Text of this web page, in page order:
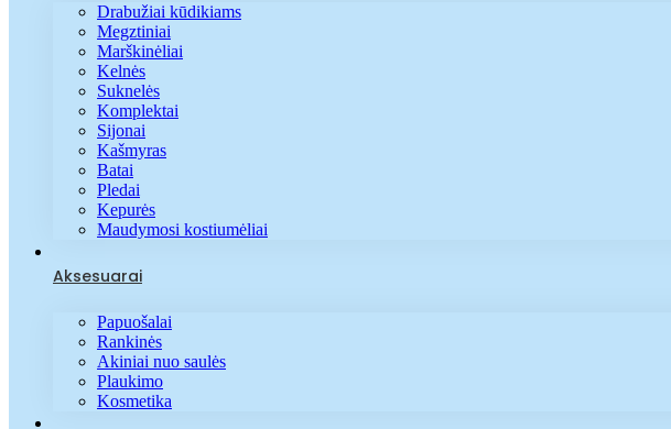
Drabužiai kūdikiams
Megztiniai
Marškinėliai
Kelnės
Suknelės
Komplektai
Sijonai
Kašmyras
Batai
Pledai
Kepurės
Maudymosi kostiumėliai
Aksesuarai
Papuošalai
Rankinės
Akiniai nuo saulės
Plaukimo
Kosmetika